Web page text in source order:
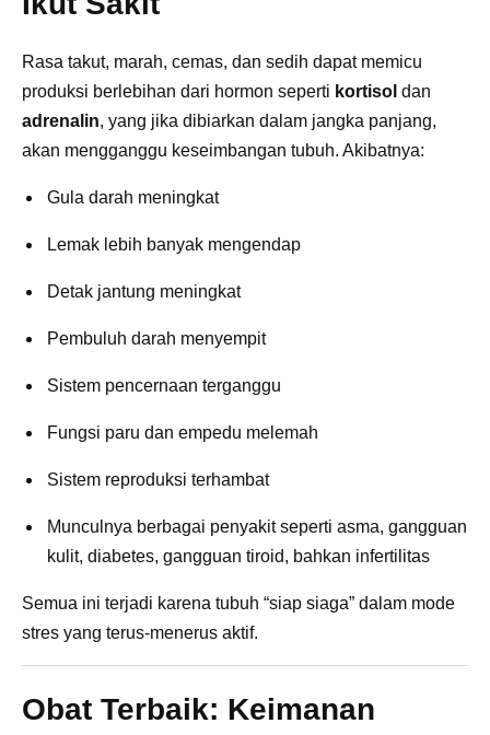
Rasa takut, marah, cemas, dan sedih dapat memicu
produksi berlebihan dari hormon seperti kortisol dan
adrenalin, yang jika dibiarkan dalam jangka panjang,
akan mengganggu keseimbangan tubuh. Akibatnya:
Gula darah meningkat
Lemak lebih banyak mengendap
Detak jantung meningkat
Pembuluh darah menyempit
Sistem pencernaan terganggu
Fungsi paru dan empedu melemah
Sistem reproduksi terhambat
Munculnya berbagai penyakit seperti asma, gangguan
kulit, diabetes, gangguan tiroid, bahkan infertilitas
Semua ini terjadi karena tubuh “siap siaga” dalam mode
stres yang terus-menerus aktif.
Obat Terbaik: Keimanan